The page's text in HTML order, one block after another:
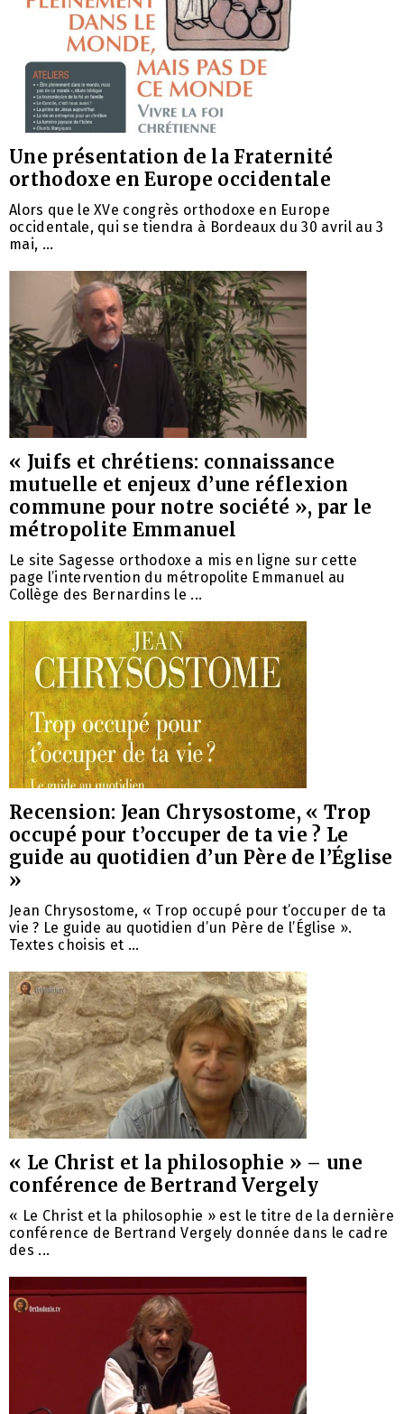
Une présentation de la Fraternité
orthodoxe en Europe occidentale
Alors que le XVe congrès orthodoxe en Europe
occidentale, qui se tiendra à Bordeaux du 30 avril au 3
mai, ...
« Juifs et chrétiens: connaissance
mutuelle et enjeux d’une réflexion
commune pour notre société », par le
métropolite Emmanuel
Le site Sagesse orthodoxe a mis en ligne sur cette
page l’intervention du métropolite Emmanuel au
Collège des Bernardins le ...
Recension: Jean Chrysostome, « Trop
occupé pour t’occuper de ta vie ? Le
guide au quotidien d’un Père de l’Église
»
Jean Chrysostome, « Trop occupé pour t’occuper de ta
vie ? Le guide au quotidien d’un Père de l’Église ».
Textes choisis et ...
« Le Christ et la philosophie » – une
conférence de Bertrand Vergely
« Le Christ et la philosophie » est le titre de la dernière
conférence de Bertrand Vergely donnée dans le cadre
des ...